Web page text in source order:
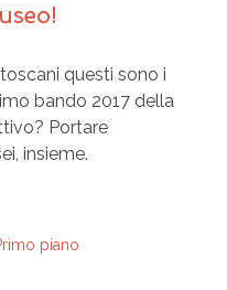
questi sono i
bando 2017 della
Portare
insieme.
piano